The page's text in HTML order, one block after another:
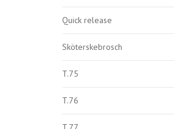
Quick release
Sköterskebrosch
T.75
T.76